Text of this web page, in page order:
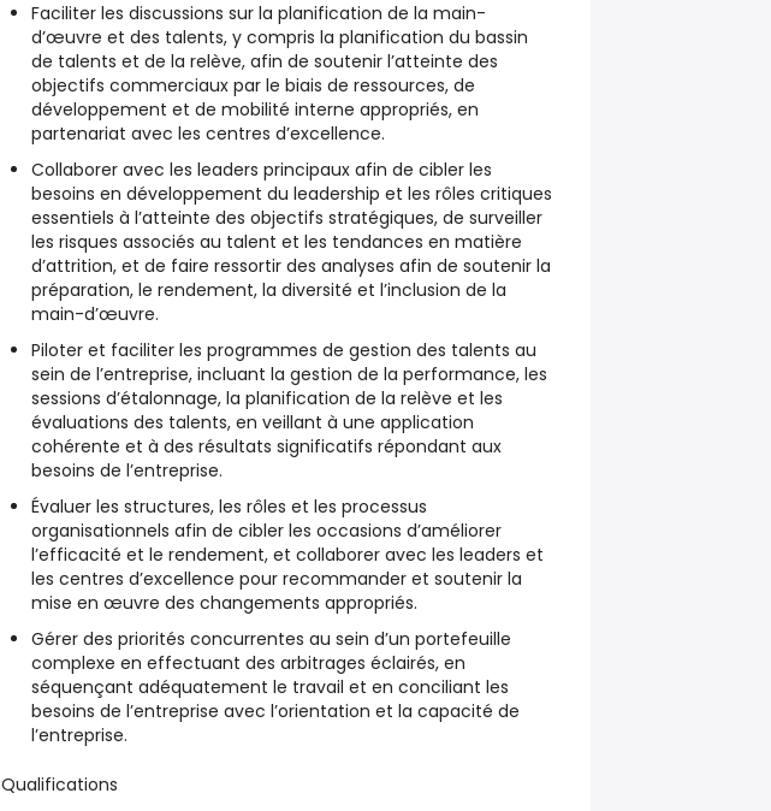
Faciliter les discussions sur la planification de la main-
d’œuvre et des talents, y compris la planification du bassin
de talents et de la relève, afin de soutenir l’atteinte des
objectifs commerciaux par le biais de ressources, de
développement et de mobilité interne appropriés, en
partenariat avec les centres d’excellence.
Collaborer avec les leaders principaux afin de cibler les
besoins en développement du leadership et les rôles critiques
essentiels à l’atteinte des objectifs stratégiques, de surveiller
les risques associés au talent et les tendances en matière
d’attrition, et de faire ressortir des analyses afin de soutenir la
préparation, le rendement, la diversité et l’inclusion de la
main-d’œuvre.
Piloter et faciliter les programmes de gestion des talents au
sein de l’entreprise, incluant la gestion de la performance, les
sessions d’étalonnage, la planification de la relève et les
évaluations des talents, en veillant à une application
cohérente et à des résultats significatifs répondant aux
besoins de l’entreprise.
Évaluer les structures, les rôles et les processus
organisationnels afin de cibler les occasions d’améliorer
l’efficacité et le rendement, et collaborer avec les leaders et
les centres d’excellence pour recommander et soutenir la
mise en œuvre des changements appropriés.
Gérer des priorités concurrentes au sein d’un portefeuille
complexe en effectuant des arbitrages éclairés, en
séquençant adéquatement le travail et en conciliant les
besoins de l’entreprise avec l’orientation et la capacité de
l’entreprise.
Qualifications